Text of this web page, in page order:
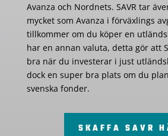
Avanza och Nordnets. SAVR tar
mycket som Avanza i förväxlings
tillkommer om du köper en
har en annan valuta, detta gör att
bra när du investerar i just
dock en super bra plats om du
svenska fonder.
SKAFFA SAVR